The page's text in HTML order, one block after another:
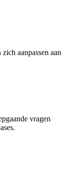
aanpassen aan
vragen